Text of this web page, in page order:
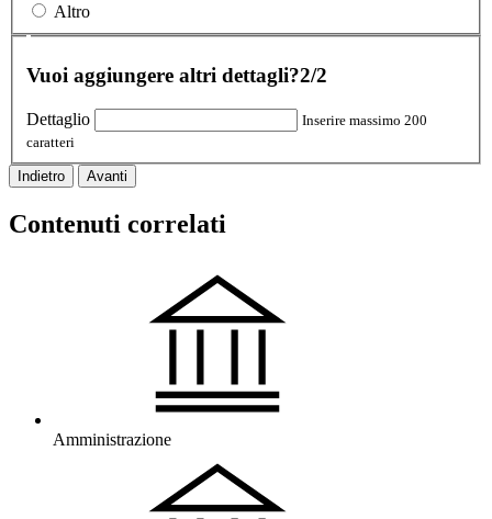
Altro
Vuoi aggiungere altri dettagli?2/2
Dettaglio
Inserire massimo 200
caratteri
Indietro Avanti
Contenuti correlati
Amministrazione